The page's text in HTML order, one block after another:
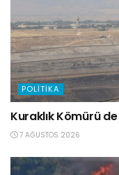
POLITIKA
Kuraklık Kömürü
7 AĞUSTOS 2026